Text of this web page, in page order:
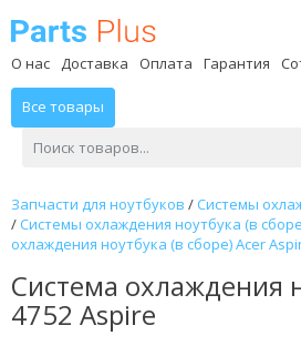
О нас Доставка Оплата Гарантия
Все товары
Запчасти для ноутбуков / Системы
/ Системы охлаждения ноутбука (в
охлаждения ноутбука (в сборе) Acer
Система охлаждения
4752 Aspire